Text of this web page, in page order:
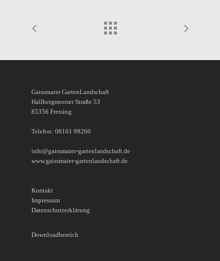
Gaissmaier GartenLandschaft
Hallbergmooser Straße 53
85356 Freising
Telefon: 08161 99260
info@gaissmaier-gartenlandschaft.de
www.gaissmaier-gartenlandschaft.de
Kontakt
Impressum
Datenschutzerklärung
Downloadbereich